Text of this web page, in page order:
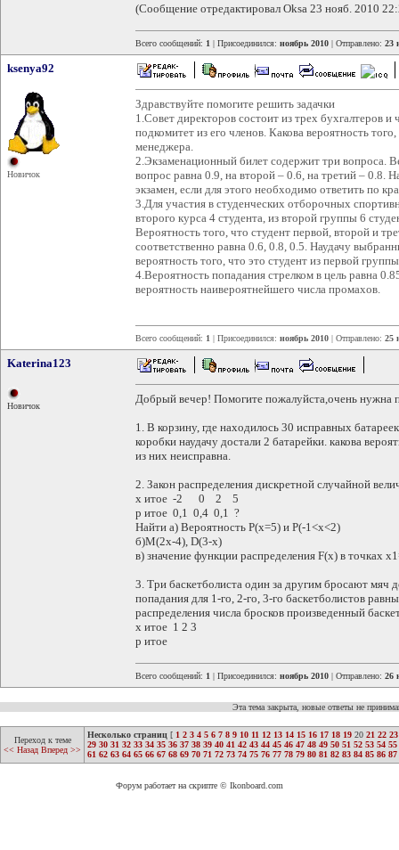
(Сообщение отредактировал Oksa 23 нояб. 2010
Всего сообщений: 1 | Присоединился: ноябрь 2010 | Отправлено: 23
ksenya92
Новичок
Здравствуйте помогите решить задачки
1.Совет директоров состоит из трех бухгалтеров
подкомитет из его членов. Какова вероятность
менеджера.
2.Экзаменационный билет содержит три вопроса.
вопрос равна 0.9, на второй – 0.6, на третий – 0.8.
экзамен, если для этого необходимо ответить по
3.Для участия в студенческих отборочных
второго курса 4 студента, из второй группы 6
Вероятность того, что студент первой, второй и
соответственно равна 0.6, 0.8, 0.5. Наудачу
вероятность того, что это студент из первой
4.Вероятность попадания стрелком в цель равна
вероятность наивероятнейшего числа промахов.
Всего сообщений: 1 | Присоединился: ноябрь 2010 | Отправлено: 25
Katerina123
Новичок
Добрый вечер! Помогите пожалуйста,очень нужна
1. В корзину, где находилось 30 исправных
коробки наудачу достали 2 батарейки. какова
из них неисправна.
2. Закон распределения дискретной случайной
х итое -2 0 2 5
р итое 0,1 0,4 0,1 ?
Найти а) Вероятность Р(х=5) и Р(-1<х<2)
б)М(2х-4), D(3-х)
в) значение функции распределения F(х) в точках
3. Три баскетболиста один за другим бросают мяч
попадания для 1-го, 2-го, 3-го баскетболистов
распределения числа бросков произведенный
х итое 1 2 3
р итое
Всего сообщений: 1 | Присоединился: ноябрь 2010 | Отправлено: 26
Эта тема закрыта, новые ответы не
Переход к теме
<< Назад Вперед >>
Несколько страниц [ 1 2 3 4 5 6 7 8 9 10 11 12 13 14 15 16 17 18 19 20 21 22 23
29 30 31 32 33 34 35 36 37 38 39 40 41 42 43 44 45 46 47 48 49 50 51 52 53 54 55
61 62 63 64 65 66 67 68 69 70 71 72 73 74 75 76 77 78 79 80 81 82 83 84 85 86 87
Форум работает на скрипте © Ikonboard.com